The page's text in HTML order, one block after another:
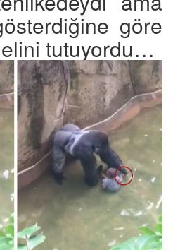
göre
tutuyordu…